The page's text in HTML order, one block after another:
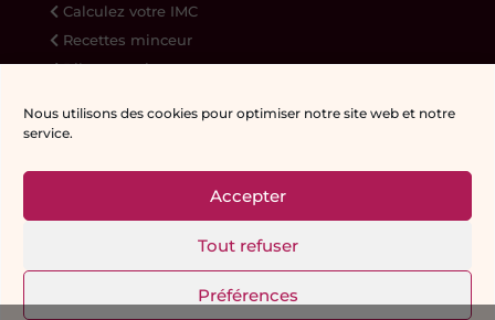
Nous utilisons des cookies pour optimiser notre site web et notre
service.
Accepter
Tout refuser
Préférences
Calculez votre IMC
Recettes minceur
Bilan gratuit